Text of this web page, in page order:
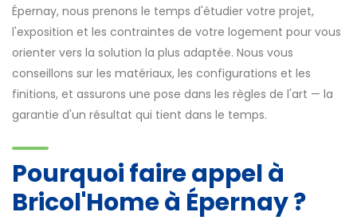
Épernay, nous prenons le temps d'étudier votre projet,
l'exposition et les contraintes de votre logement pour vous
orienter vers la solution la plus adaptée. Nous vous
conseillons sur les matériaux, les configurations et les
finitions, et assurons une pose dans les règles de l'art — la
garantie d'un résultat qui tient dans le temps.
Pourquoi faire appel à
Bricol'Home à Épernay ?